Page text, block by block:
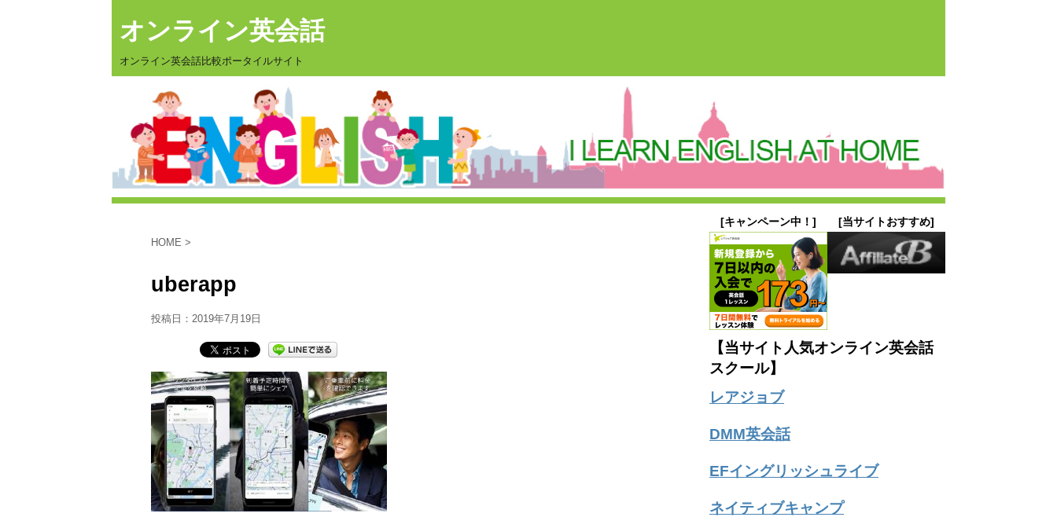
オンライン英会話
オンライン英会話比較ポータイルサイト
HOME >
uberapp
投稿日： 2019年7月19日
[キャンペーン中！] [当サイトおすすめ]
【当サイト人気オンライン英会話
スクール】
レアジョブ
DMM英会話
EFイングリッシュライブ
ネイティブキャンプ